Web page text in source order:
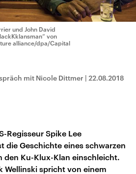
und John David
von
alliance/dpa/Capital
mit Nicole Dittmer | 22.08.2018
Regisseur Spike Lee
die Geschichte eines schwarzen
den Ku-Klux-Klan einschleicht.
Wellinski spricht von einem